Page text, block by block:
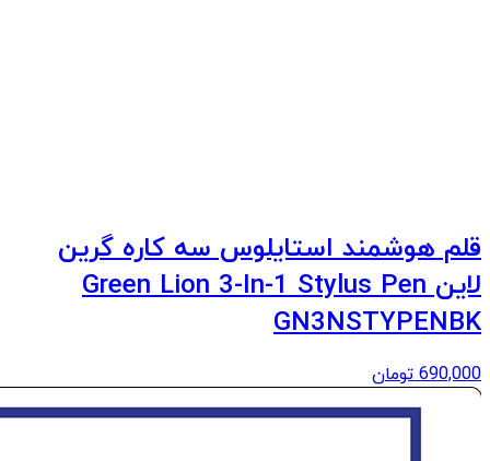
قلم هوشمند استایلوس سه کاره گرین
لاین Green Lion 3-In-1 Stylus Pen
GN3NSTYPENBK
690,000 تومان